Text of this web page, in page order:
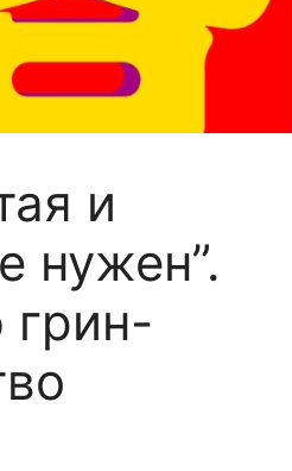
и
нужен”.
грин-